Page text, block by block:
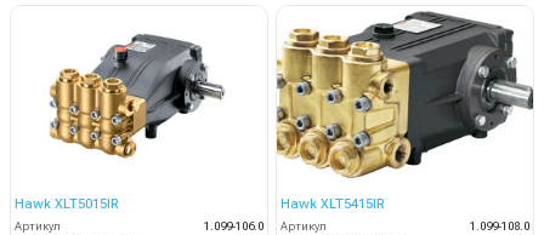
Hawk XLT5015IR
Артикул
1.099-106.0
Hawk XLT5415IR
Артикул
1.099-108.0